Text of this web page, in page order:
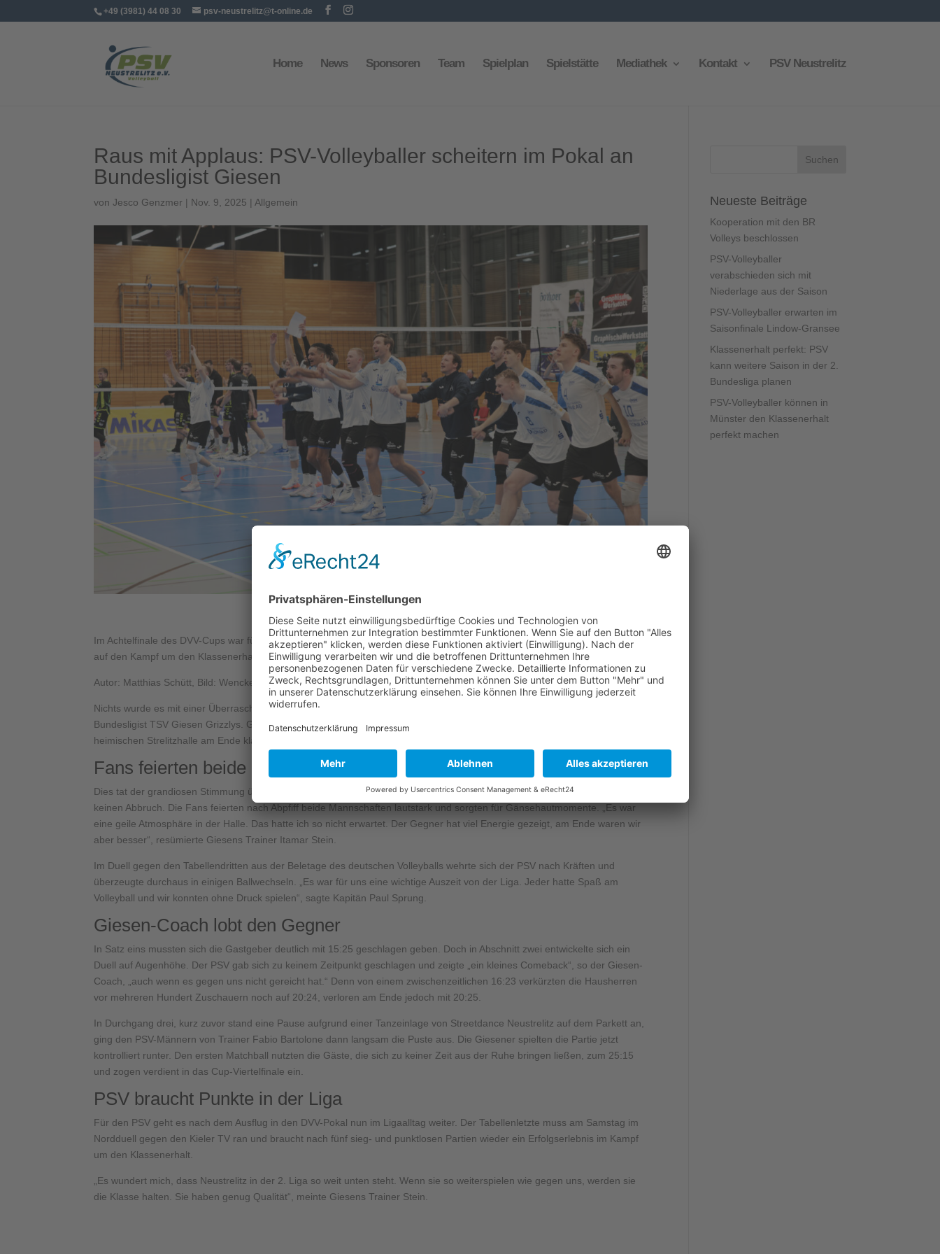
+49 (3981) 44 08 30 psv-neustrelitz@t-online.de
Home News Sponsoren Team Spielplan Spielstätte Mediathek Kontakt PSV Neustrelitz
Raus mit Applaus: PSV-Volleyballer scheitern im Pokal an
Bundesligist Giesen
vonJesco Genzmer | Nov. 9, 2025 | Allgemein
Im Achtelfinale des DVV-Cups war für die Neustrelitzer Schluss gegen den Erstligisten. Nun konzentriert sich der Zweitligist
auf den Kampf um den Klassenerhalt.
Autor: Matthias Schütt, Bild: Wencke Hinterschuster
Nichts wurde es mit einer Überraschung für Volleyball-Zweitligist PSV Neustrelitz im Achtelfinale des DVV-Pokals gegen
Bundesligist TSV Giesen Grizzlys. Gegen die Mannschaft aus Niedersachsen mussten sich die Residenzstädter in der
heimischen Strelitzhalle am Ende klar mit 0:3 (15:25, 20:25, 15:25) geschlagen geben.
Fans feierten beide Mannschaften
Dies tat der grandiosen Stimmung über die gesamten 65 Spielminuten im „Volleyball-Tempel“ am Glambecker See aber
keinen Abbruch. Die Fans feierten nach Abpfiff beide Mannschaften lautstark und sorgten für Gänsehautmomente. „Es war
eine geile Atmosphäre in der Halle. Das hatte ich so nicht erwartet. Der Gegner hat viel Energie gezeigt, am Ende waren wir
aber besser“, resümierte Giesens Trainer Itamar Stein.
Im Duell gegen den Tabellendritten aus der Beletage des deutschen Volleyballs wehrte sich der PSV nach Kräften und
überzeugte durchaus in einigen Ballwechseln. „Es war für uns eine wichtige Auszeit von der Liga. Jeder hatte Spaß am
Volleyball und wir konnten ohne Druck spielen“, sagte Kapitän Paul Sprung.
Giesen-Coach lobt den Gegner
In Satz eins mussten sich die Gastgeber deutlich mit 15:25 geschlagen geben. Doch in Abschnitt zwei entwickelte sich ein
Duell auf Augenhöhe. Der PSV gab sich zu keinem Zeitpunkt geschlagen und zeigte „ein kleines Comeback“, so der Giesen-
Coach, „auch wenn es gegen uns nicht gereicht hat.“ Denn von einem zwischenzeitlichen 16:23 verkürzten die Hausherren
vor mehreren Hundert Zuschauern noch auf 20:24, verloren am Ende jedoch mit 20:25.
In Durchgang drei, kurz zuvor stand eine Pause aufgrund einer Tanzeinlage von Streetdance Neustrelitz auf dem Parkett an,
ging den PSV-Männern von Trainer Fabio Bartolone dann langsam die Puste aus. Die Giesener spielten die Partie jetzt
kontrolliert runter. Den ersten Matchball nutzten die Gäste, die sich zu keiner Zeit aus der Ruhe bringen ließen, zum 25:15
und zogen verdient in das Cup-Viertelfinale ein.
PSV braucht Punkte in der Liga
Für den PSV geht es nach dem Ausflug in den DVV-Pokal nun im Ligaalltag weiter. Der Tabellenletzte muss am Samstag im
Nordduell gegen den Kieler TV ran und braucht nach fünf sieg- und punktlosen Partien wieder ein Erfolgserlebnis im Kampf
um den Klassenerhalt.
„Es wundert mich, dass Neustrelitz in der 2. Liga so weit unten steht. Wenn sie so weiterspielen wie gegen uns, werden sie
die Klasse halten. Sie haben genug Qualität“, meinte Giesens Trainer Stein.
Neueste Beiträge
Kooperation mit den BR
Volleys beschlossen
PSV-Volleyballer
verabschieden sich mit
Niederlage aus der Saison
PSV-Volleyballer erwarten im
Saisonfinale Lindow-Gransee
Klassenerhalt perfekt: PSV
kann weitere Saison in der 2.
Bundesliga planen
PSV-Volleyballer können in
Münster den Klassenerhalt
perfekt machen